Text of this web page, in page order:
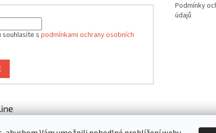
souhlasíte spodmínkami ochrany osobních
Podmínky
údajů